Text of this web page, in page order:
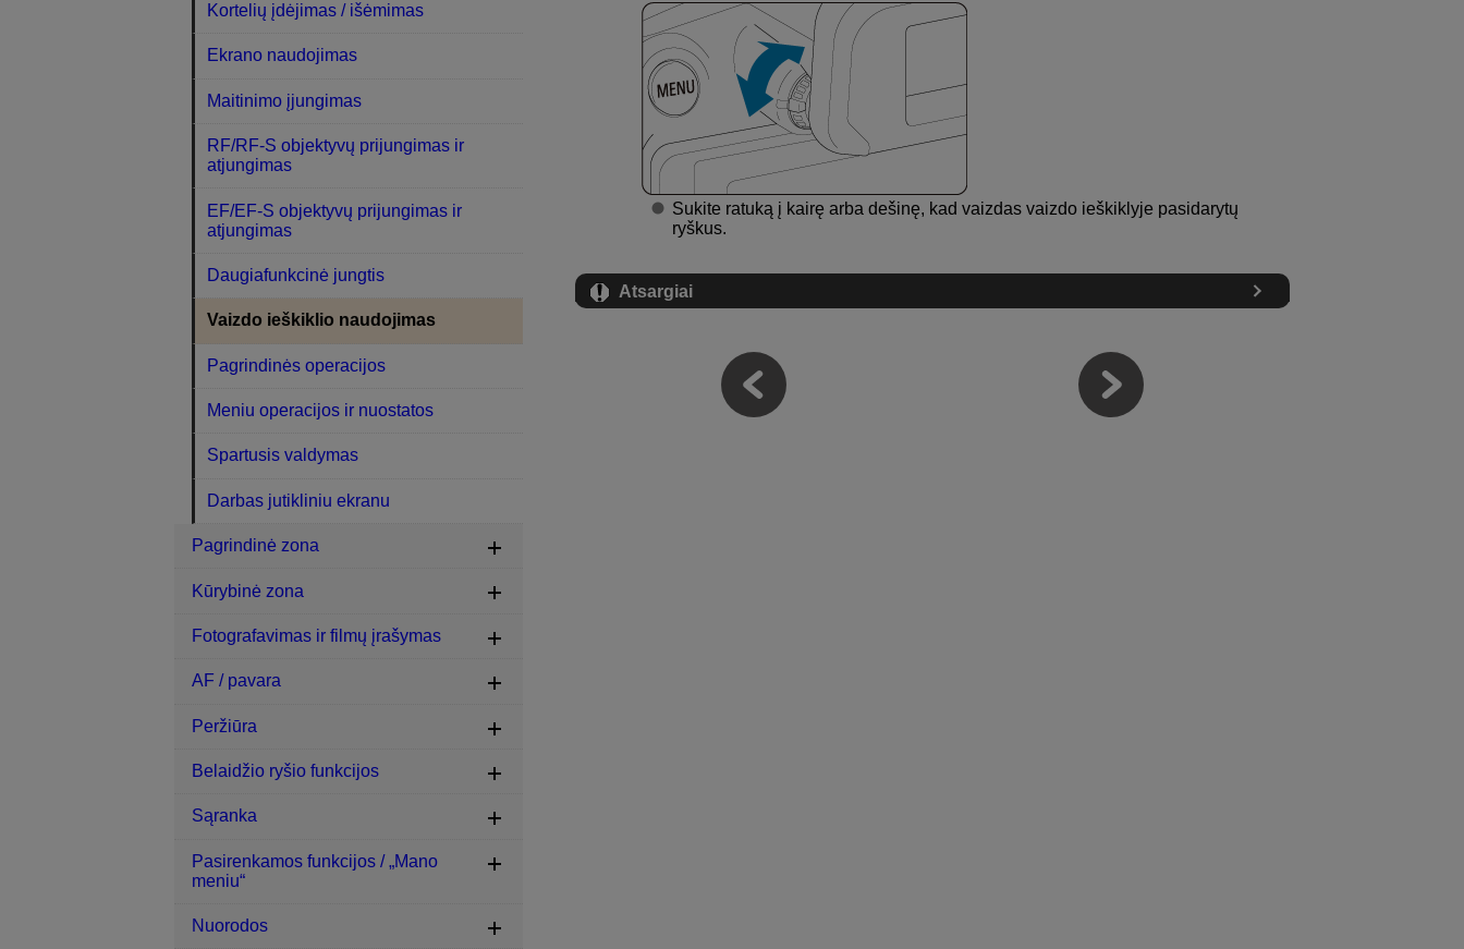
Sukite ratuką į kairę arba dešinę, kad vaizdas vaizdo ieškiklyje pasidarytų
ryškus.
Atsargiai
Kortelių įdėjimas / išėmimas
Ekrano naudojimas
Maitinimo įjungimas
RF/RF-S objektyvų prijungimas ir
atjungimas
EF/EF-S objektyvų prijungimas ir
atjungimas
Daugiafunkcinė jungtis
Vaizdo ieškiklio naudojimas
Pagrindinės operacijos
Meniu operacijos ir nuostatos
Spartusis valdymas
Darbas jutikliniu ekranu
Pagrindinė zona
Kūrybinė zona
Fotografavimas ir filmų įrašymas
AF / pavara
Peržiūra
Belaidžio ryšio funkcijos
Sąranka
Pasirenkamos funkcijos / „Mano
meniu“
Nuorodos